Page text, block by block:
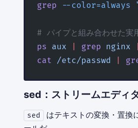
grep --color=always
# パイプと組み合わせた実
ps aux grep nginx
cat /etc/passwd
sed：ストリームエディ
sed
はテキストの変換・置換